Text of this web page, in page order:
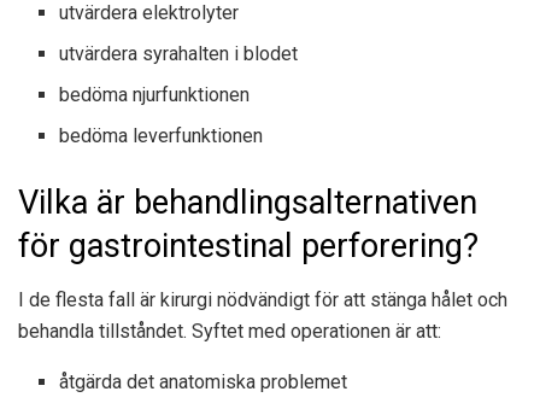
utvärdera elektrolyter
utvärdera syrahalten i blodet
bedöma njurfunktionen
bedöma leverfunktionen
Vilka är behandlingsalternativen
för gastrointestinal perforering?
I de flesta fall är kirurgi nödvändigt för att stänga hålet och
behandla tillståndet. Syftet med operationen är att:
åtgärda det anatomiska problemet